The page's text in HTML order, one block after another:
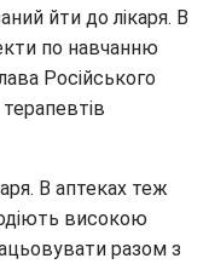
йти до лікаря. В
по навчанню
Російського
В аптеках теж
високою
разом з